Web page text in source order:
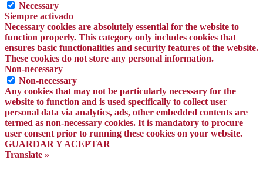
Necessary
Siempre activado
Necessary cookies are absolutely essential for the website to
function properly. This category only includes cookies that
ensures basic functionalities and security features of the website.
These cookies do not store any personal information.
Non-necessary
Non-necessary
Any cookies that may not be particularly necessary for the
website to function and is used specifically to collect user
personal data via analytics, ads, other embedded contents are
termed as non-necessary cookies. It is mandatory to procure
user consent prior to running these cookies on your website.
GUARDAR Y ACEPTAR
Translate »